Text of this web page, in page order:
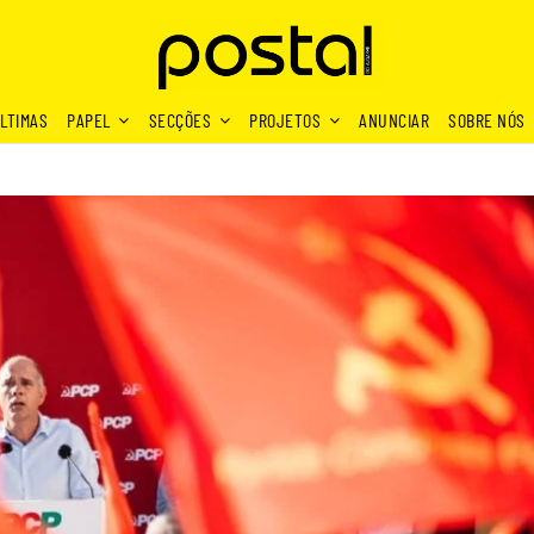
PAPEL SECÇÕES PROJETOS ANUNCIAR SOBRE NÓS